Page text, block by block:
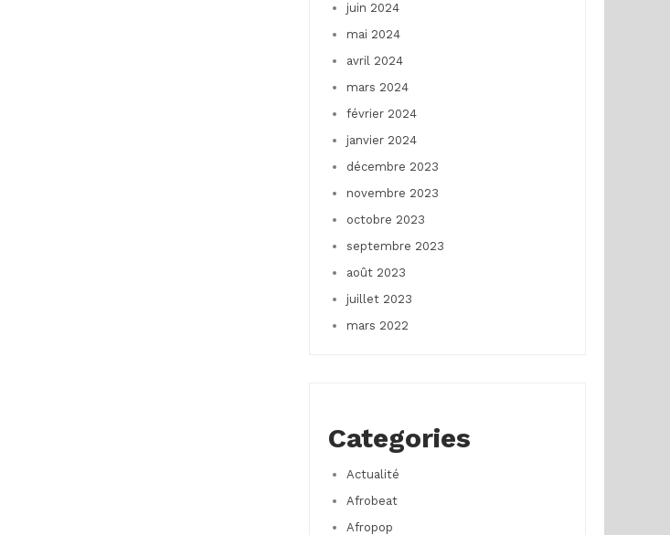
juin 2024
mai 2024
avril 2024
mars 2024
février 2024
janvier 2024
décembre 2023
novembre 2023
octobre 2023
septembre 2023
août 2023
juillet 2023
mars 2022
Categories
Actualité
Afrobeat
Afropop